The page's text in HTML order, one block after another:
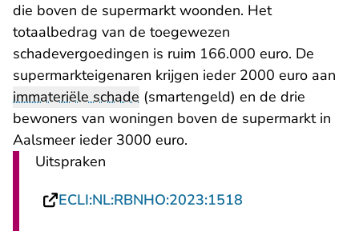
die boven de supermarkt woonden. Het
totaalbedrag van de toegewezen
schadevergoedingen is ruim 166.000 euro. De
supermarkteigenaren krijgen ieder 2000 euro aan
immateriële schade (smartengeld) en de drie
bewoners van woningen boven de supermarkt in
Aalsmeer ieder 3000 euro.
Uitspraken
ECLI:NL:RBNHO:2023:1518